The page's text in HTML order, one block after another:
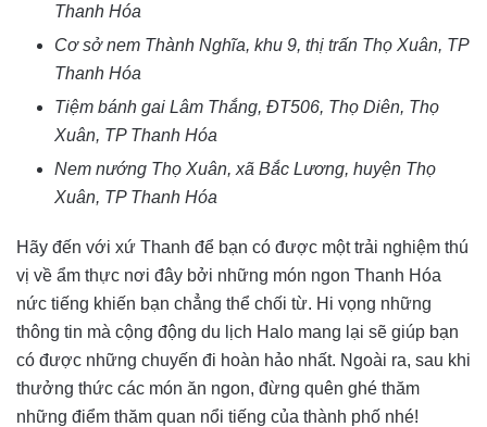
Thanh Hóa
Cơ sở nem Thành Nghĩa, khu 9, thị trấn Thọ Xuân, TP
Thanh Hóa
Tiệm bánh gai Lâm Thắng, ĐT506, Thọ Diên, Thọ
Xuân, TP Thanh Hóa
Nem nướng Thọ Xuân, xã Bắc Lương, huyện Thọ
Xuân, TP Thanh Hóa
Hãy đến với xứ Thanh để bạn có được một trải nghiệm thú
vị về ẩm thực nơi đây bởi những món ngon Thanh Hóa
nức tiếng khiến bạn chẳng thể chối từ. Hi vọng những
thông tin mà cộng động du lịch Halo mang lại sẽ giúp bạn
có được những chuyến đi hoàn hảo nhất. Ngoài ra, sau khi
thưởng thức các món ăn ngon, đừng quên ghé thăm
những điểm thăm quan nổi tiếng của thành phố nhé!